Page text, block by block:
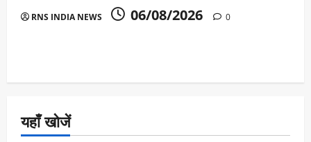
RNS INDIA NEWS 06/08/2026 0
यहाँ खोजें